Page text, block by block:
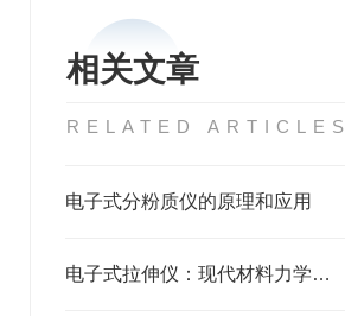
相关文章
RELATED ARTICLES
电子式分粉质仪的原理和应用
电子式拉伸仪：现代材料力学测试的创新利器